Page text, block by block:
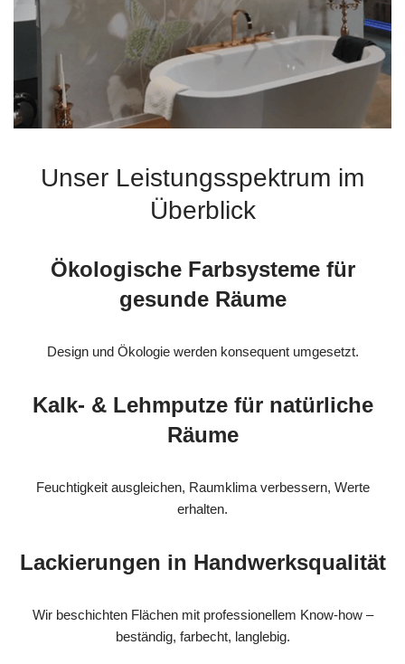
Unser Leistungsspektrum im
Überblick
Ökologische Farbsysteme für
gesunde Räume
Design und Ökologie werden konsequent umgesetzt.
Kalk- & Lehmputze für natürliche
Räume
Feuchtigkeit ausgleichen, Raumklima verbessern, Werte
erhalten.
Lackierungen in Handwerksqualität
Wir beschichten Flächen mit professionellem Know-how –
beständig, farbecht, langlebig.